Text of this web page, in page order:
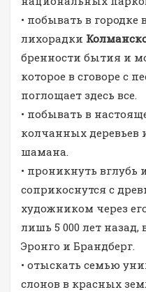
• побывать в
лихорадки
бренности бытия и
которое в сговоре с
поглощает здесь все.
• побывать в
колчанных деревьев
шамана.
• проникнуть вглубь
соприкоснутся с
художником через
лишь 5 000 лет
Эронго и Брандберг.
• отыскать семью
слонов в красных